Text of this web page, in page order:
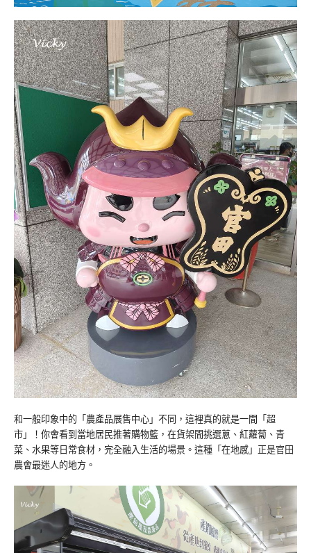
和一般印象中的「農產品展售中心」不同，這裡真的就是一間「超
市」！你會看到當地居民推著購物籃，在貨架間挑選蔥、紅蘿蔔、青
菜、水果等日常食材，完全融入生活的場景。這種「在地感」正是官田
農會最迷人的地方。